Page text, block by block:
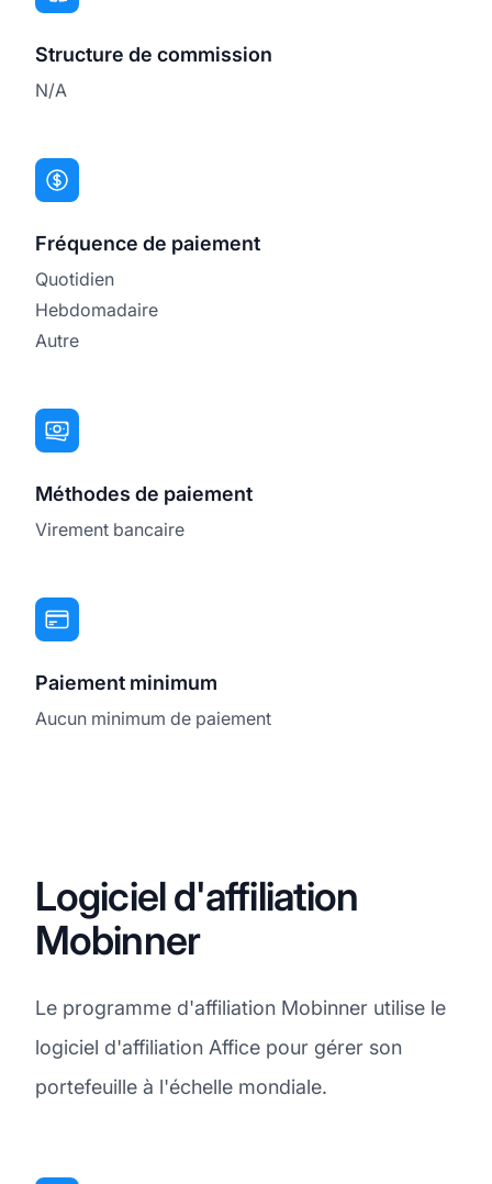
Structure de commission
N/A
Fréquence de paiement
Quotidien
Hebdomadaire
Autre
Méthodes de paiement
Virement bancaire
Paiement minimum
Aucun minimum de paiement
Logiciel d'affiliation
Mobinner
Le programme d'affiliation Mobinner utilise le
logiciel d'affiliation Affice pour gérer son
portefeuille à l'échelle mondiale.